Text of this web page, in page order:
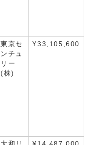
東京セ
ンチュ
リー
(株)
¥33,105,600